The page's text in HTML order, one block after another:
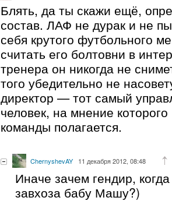
Блять, да ты скажи ещё,
состав. ЛАФ не дурак и не
себя крутого футбольного
считать его болтовни в
тренера он никогда не
того убедительно не
директор — тот самый
человек, на мнение
команды полагается.
ChernyshevAY 11 декабря 2012, 08:48
Иначе зачем гендир,
завхоза бабу Машу?)